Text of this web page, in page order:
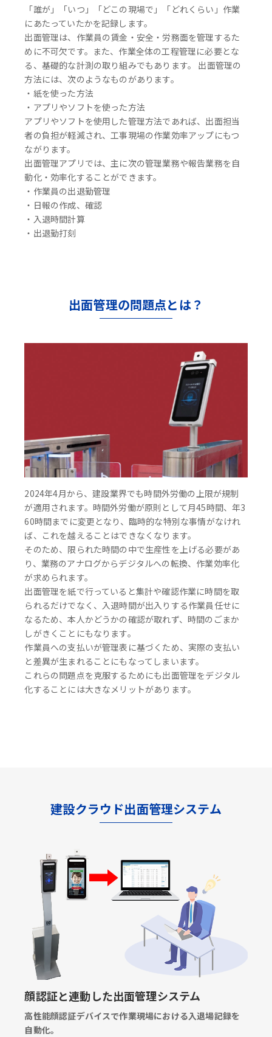
「誰が」「いつ」「どこの現場で」「どれくらい」作業
にあたっていたかを記録します。
出面管理は、作業員の賃金・安全・労務面を管理するた
めに不可欠です。また、作業全体の工程管理に必要とな
る、基礎的な計測の取り組みでもあります。 出面管理の
方法には、次のようなものがあります。
・紙を使った方法
・アプリやソフトを使った方法
アプリやソフトを使用した管理方法であれば、出面担当
者の負担が軽減され、工事現場の作業効率アップにもつ
ながります。
出面管理アプリでは、主に次の管理業務や報告業務を自
動化・効率化することができます。
・作業員の出退勤管理
・日報の作成、確認
・入退時間計算
・出退勤打刻
出面管理の問題点とは？
2024年4月から、建設業界でも時間外労働の上限が規制
が適用されます。時間外労働が原則として月45時間、年3
60時間までに変更となり、臨時的な特別な事情がなけれ
ば、これを越えることはできなくなります。
そのため、限られた時間の中で生産性を上げる必要があ
り、業務のアナログからデジタルへの転換、作業効率化
が求められます。
出面管理を紙で行っていると集計や確認作業に時間を取
られるだけでなく、入退時間が出入りする作業員任せに
なるため、本人かどうかの確認が取れず、時間のごまか
しがきくことにもなります。
作業員への支払いが管理表に基づくため、実際の支払い
と差異が生まれることにもなってしまいます。
これらの問題点を克服するためにも出面管理をデジタル
化することには大きなメリットがあります。
建設クラウド出面管理システム
顔認証と連動した出面管理システム
高性能顔認証デバイスで作業現場における入退場記録を
自動化。